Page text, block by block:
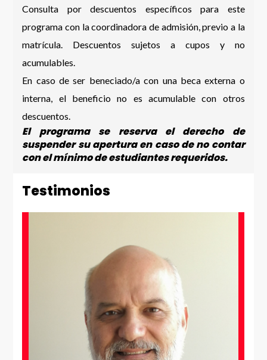
Consulta por descuentos específicos para este
programa con la coordinadora de admisión, previo a la
matrícula. Descuentos sujetos a cupos y no
acumulables.
En caso de ser beneciado/a con una beca externa o
interna, el beneficio no es acumulable con otros
descuentos.
El programa se reserva el derecho de
suspender su apertura en caso de no contar
con el mínimo de estudiantes requeridos.
Testimonios